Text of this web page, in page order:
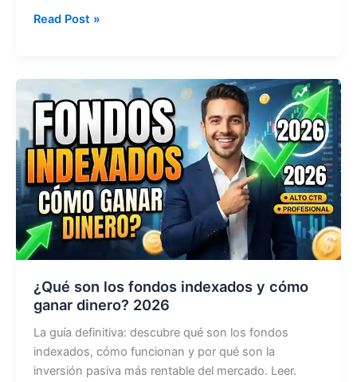
7
ingresos
pasivos
para
empezar
sin
capital
2026
Read Post »
¿Qué son los fondos indexados y cómo
ganar dinero? 2026
La guía definitiva: descubre qué son los fondos
indexados, cómo funcionan y por qué son la
inversión pasiva más rentable del mercado. Leer.